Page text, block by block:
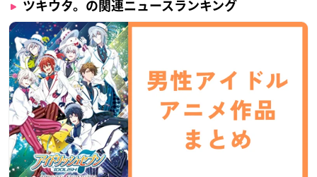
関連商品
TVツキウタ。THE ANIMATION2 第1巻
価格：7,480円
発売日：2021年1月29日(金)
なんてことない毎日が、キラキラの宝
物。
ツキウタ。の関連ニュースランキング